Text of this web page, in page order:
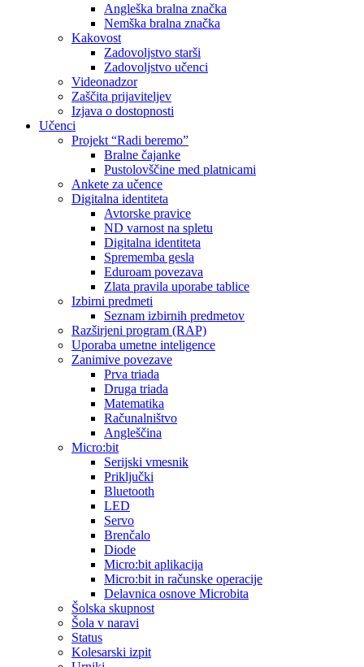
Angleška bralna značka
Nemška bralna značka
Kakovost
Zadovoljstvo starši
Zadovoljstvo učenci
Videonadzor
Zaščita prijaviteljev
Izjava o dostopnosti
Učenci
Projekt “Radi beremo”
Bralne čajanke
Pustolovščine med platnicami
Ankete za učence
Digitalna identiteta
Avtorske pravice
ND varnost na spletu
Digitalna identiteta
Sprememba gesla
Eduroam povezava
Zlata pravila uporabe tablice
Izbirni predmeti
Seznam izbirnih predmetov
Razširjeni program (RAP)
Uporaba umetne inteligence
Zanimive povezave
Prva triada
Druga triada
Matematika
Računalništvo
Angleščina
Micro:bit
Serijski vmesnik
Priključki
Bluetooth
LED
Servo
Brenčalo
Diode
Micro:bit aplikacija
Micro:bit in računske operacije
Delavnica osnove Microbita
Šolska skupnost
Šola v naravi
Status
Kolesarski izpit